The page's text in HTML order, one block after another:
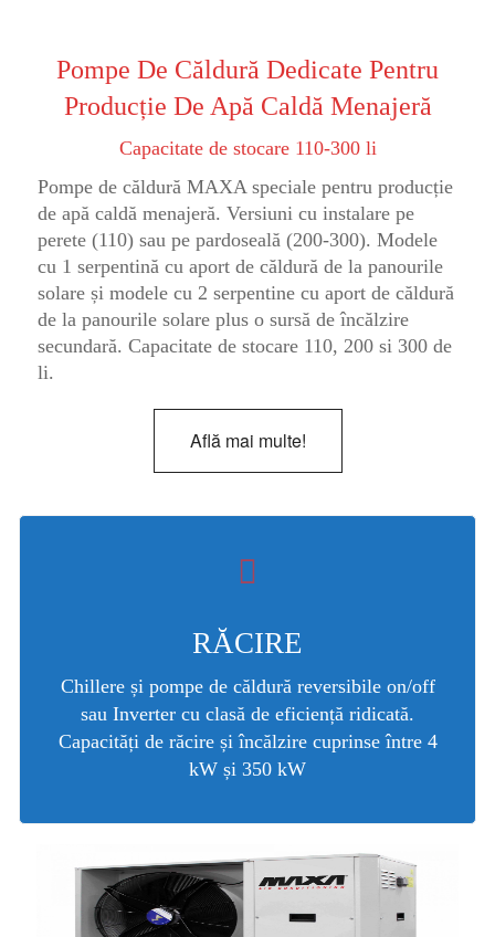
Pompe De Căldură Dedicate Pentru
Producție De Apă Caldă Menajeră
Capacitate de stocare 110-300 li
Pompe de căldură MAXA speciale pentru producție
de apă caldă menajeră. Versiuni cu instalare pe
perete (110) sau pe pardoseală (200-300). Modele
cu 1 serpentină cu aport de căldură de la panourile
solare și modele cu 2 serpentine cu aport de căldură
de la panourile solare plus o sursă de încălzire
secundară. Capacitate de stocare 110, 200 si 300 de
li.
Află mai multe!
RĂCIRE
Chillere și pompe de căldură reversibile on/off
sau Inverter cu clasă de eficiență ridicată.
Capacități de răcire și încălzire cuprinse între 4
kW și 350 kW